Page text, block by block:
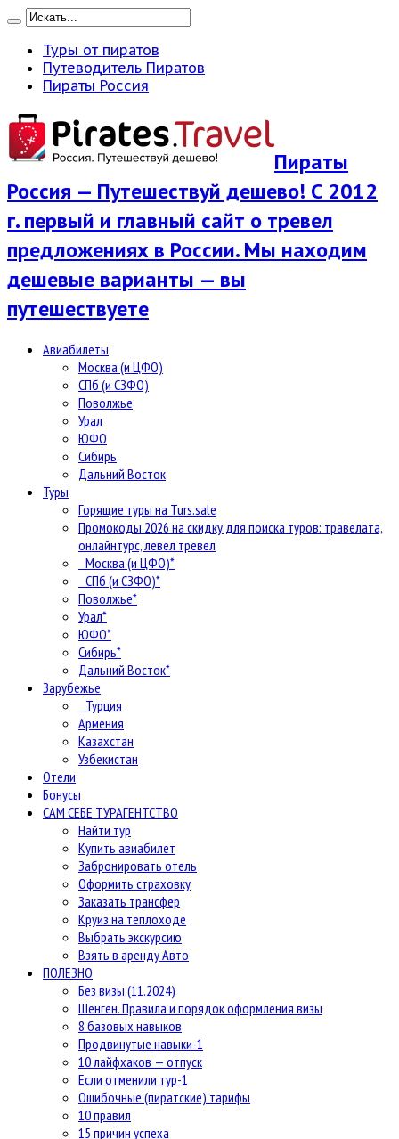
Туры от пиратов
Путеводитель Пиратов
Пираты Россия
Пираты
Россия — Путешествуй дешево! С 2012
г. первый и главный сайт о тревел
предложениях в России. Мы находим
дешевые варианты — вы
путешествуете
Авиабилеты
Москва (и ЦФО)
СПб (и СЗФО)
Поволжье
Урал
ЮФО
Сибирь
Дальний Восток
Туры
Горящие туры на Turs.sale
Промокоды 2026 на скидку для поиска туров: травелата,
онлайнтурс, левел тревел
Москва (и ЦФО)*
СПб (и СЗФО)*
Поволжье*
Урал*
ЮФО*
Сибирь*
Дальний Восток*
Зарубежье
Турция
Армения
Казахстан
Узбекистан
Отели
Бонусы
САМ СЕБЕ ТУРАГЕНТСТВО
Найти тур
Купить авиабилет
Забронировать отель
Оформить страховку
Заказать трансфер
Круиз на теплоходе
Выбрать экскурсию
Взять в аренду Авто
ПОЛЕЗНО
Без визы (11.2024)
Шенген. Правила и порядок оформления визы
8 базовых навыков
Продвинутые навыки-1
10 лайфхаков — отпуск
Если отменили тур-1
Ошибочные (пиратские) тарифы
10 правил
15 причин успеха